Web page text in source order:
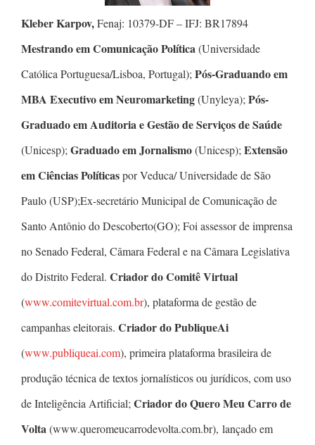
Kleber Karpov,Fenaj: 10379-DF – IFJ: BR17894
Mestrando em Comunicação Política(Universidade
Católica Portuguesa/Lisboa, Portugal); Pós-Graduando em
MBA Executivo em Neuromarketing(Unyleya); Pós-
Graduado em Auditoria e Gestão de Serviços de Saúde
(Unicesp); Graduado em Jornalismo(Unicesp); Extensão
em Ciências Políticaspor Veduca/ Universidade de São
Paulo (USP);Ex-secretário Municipal de Comunicação de
Santo Antônio do Descoberto(GO); Foi assessor de imprensa
no Senado Federal, Câmara Federal e na Câmara Legislativa
do Distrito Federal. Criador do Comitê Virtual
(www.comitevirtual.com.br), plataforma de gestão de
campanhas eleitorais. Criador do PubliqueAi
(www.publiqueai.com), primeira plataforma brasileira de
produção técnica de textos jornalísticos ou jurídicos, com uso
de Inteligência Artificial; Criador do Quero Meu Carro de
Volta(www.queromeucarrodevolta.com.br), lançado em